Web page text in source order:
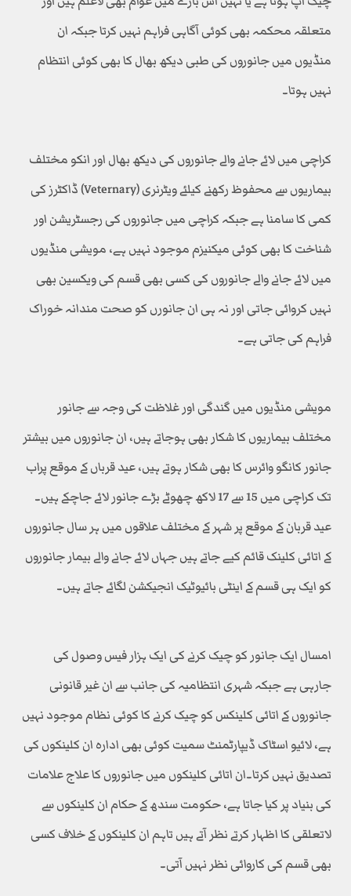
متعلقہ محکمہ بھی کوئی آگاہی فراہم نہیں کرتا جبکہ ان
منڈیوں میں جانوروں کی طبی دیکھ بھال کا بھی کوئی انتظام
نہیں ہوتا۔
کراچی میں لائے جانے والے جانوروں کی دیکھ بھال اور انکو مختلف
بیماریوں سے محفوظ رکھنے کیلئے ویٹرنری (Veternary) ڈاکٹرز کی
کمی کا سامنا ہے جبکہ کراچی میں جانوروں کی رجسٹریشن اور
شناخت کا بھی کوئی میکنیزم موجود نہیں ہے، مویشی منڈیوں
میں لائے جانے والے جانوروں کی کسی بھی قسم کی ویکسین بھی
نہیں کروائی جاتی اور نہ ہی ان جانورں کو صحت مندانہ خوراک
فراہم کی جاتی ہے۔
مویشی منڈیوں میں گندگی اور غلاظت کی وجہ سے جانور
مختلف بیماریوں کا شکار بھی ہوجاتے ہیں، ان جانوروں میں بیشتر
جانور کانگو وائرس کا بھی شکار ہوتے ہیں، عید قرباں کے موقع پراب
تک کراچی میں 15 سے 17 لاکھ چھوٹے بڑے جانور لائے جاچکے ہیں۔
عید قربان کے موقع پر شہر کے مختلف علاقوں میں ہر سال جانوروں
کے اتائی کلینک قائم کیے جاتے ہیں جہاں لائے جانے والے بیمار جانوروں
کو ایک ہی قسم کے اینٹی بائیوٹیک انجیکشن لگائے جاتے ہیں۔
امسال ایک جانور کو چیک کرنے کی ایک ہزار فیس وصول کی
جارہی ہے جبکہ شہری انتظامیہ کی جانب سے ان غیر قانونی
جانوروں کے اتائی کلینکس کو چیک کرنے کا کوئی نظام موجود نہیں
ہے، لائیو اسٹاک ڈیپارٹمنٹ سمیت کوئی بھی ادارہ ان کلینکوں کی
تصدیق نہیں کرتا۔ان اتائی کلینکوں میں جانوروں کا علاج علامات
کی بنیاد پر کیا جاتا ہے، حکومت سندھ کے حکام ان کلینکوں سے
لاتعلقی کا اظہار کرتے نظر آتے ہیں تاہم ان کلینکوں کے خلاف کسی
بھی قسم کی کاروائی نظر نہیں آتی۔